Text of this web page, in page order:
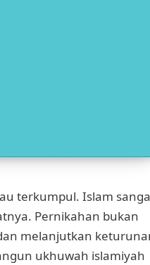
terkumpul. Islam
Pernikahan bukan
melanjutkan
ukhuwah islamiyah